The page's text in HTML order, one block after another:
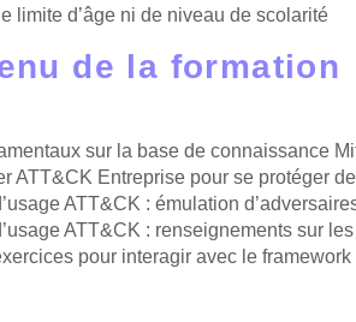
limite d’âge ni de niveau de scolarité
de la formation
sur la base de connaissance
ATT&CK Entreprise pour se protéger
ATT&CK : émulation
ATT&CK : renseignements sur
pour interagir avec le framework